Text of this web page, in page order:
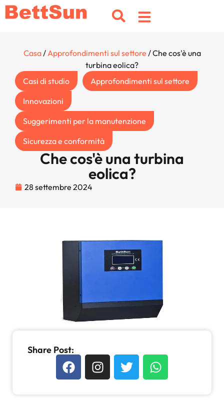
Casa/Approfondimenti sul settore / Che cos'è una
turbina eolica?
Casi di studio
Approfondimenti sul settore
Innovazioni
Suggerimenti per la manutenzione
Sicurezza e conformità
Che cos'è una turbina
eolica?
28 settembre 2024
Share Post: